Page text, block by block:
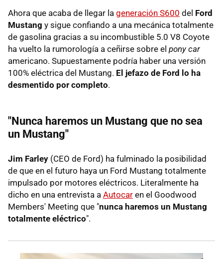
Ahora que acaba de llegar la generación S600 del Ford
Mustang y sigue confiando a una mecánica totalmente
de gasolina gracias a su incombustible 5.0 V8 Coyote
ha vuelto la rumorología a ceñirse sobre el pony car
americano. Supuestamente podría haber una versión
100% eléctrica del Mustang. El jefazo de Ford lo ha
desmentido por completo.
"Nunca haremos un Mustang que no sea
un Mustang"
Jim Farley (CEO de Ford) ha fulminado la posibilidad
de que en el futuro haya un Ford Mustang totalmente
impulsado por motores eléctricos. Literalmente ha
dicho en una entrevista a Autocar en el Goodwood
Members' Meeting que "nunca haremos un Mustang
totalmente eléctrico".